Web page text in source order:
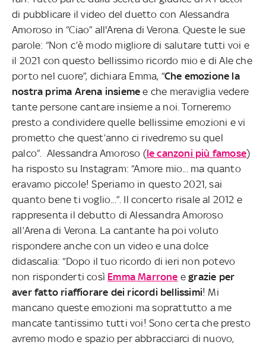
di pubblicare il video del duetto con Alessandra
Amoroso in “Ciao” all'Arena di Verona. Queste le sue
parole: “Non c’è modo migliore di salutare tutti voi e
il 2021 con questo bellissimo ricordo mio e di Ale che
porto nel cuore”, dichiara Emma, “Che emozione la
nostra prima Arena insieme e che meraviglia vedere
tante persone cantare insieme a noi. Torneremo
presto a condividere quelle bellissime emozioni e vi
prometto che quest’anno ci rivedremo su quel
palco”. Alessandra Amoroso (le canzoni più famose)
ha risposto su Instagram: “Amore mio... ma quanto
eravamo piccole! Speriamo in questo 2021, sai
quanto bene ti voglio...”. Il concerto risale al 2012 e
rappresenta il debutto di Alessandra Amoroso
all’Arena di Verona. La cantante ha poi voluto
rispondere anche con un video e una dolce
didascalia: “Dopo il tuo ricordo di ieri non potevo
non risponderti così Emma Marrone egrazie per
aver fatto riaffiorare dei ricordi bellissimi! Mi
mancano queste emozioni ma soprattutto a me
mancate tantissimo tutti voi! Sono certa che presto
avremo modo e spazio per abbracciarci di nuovo,